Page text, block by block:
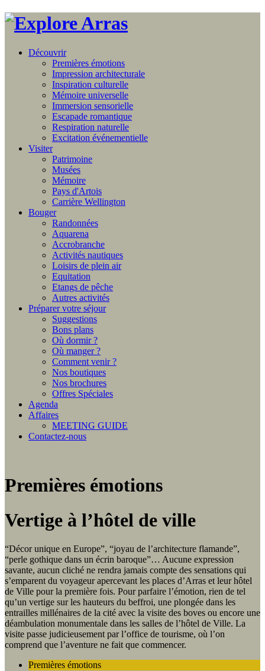
Découvrir
Premières émotions
Impression architecturale
Inspiration culturelle
Mémoire universelle
Immersion sensorielle
Escapade romantique
Respiration naturelle
Excitation événementielle
Visiter
Patrimoine
Musées
Mémoire
Pays d'Artois
Carrière Wellington
Bouger
Randonnées
Aquarena
Accrobranche
Activités nautiques
Loisirs de plein air
Equitation
Etangs de pêche
Autres activités
Préparer votre séjour
Suggestions
Bons plans
Où dormir ?
Où manger ?
Comment venir ?
Nos boutiques
Nos brochures
Offres Spéciales
Agenda
Affaires
MEETING GUIDE
Contactez-nous
Premières émotions
Vertige à l’hôtel de ville
“Décor unique en Europe”, “joyau de l’architecture flamande”,
“perle gothique dans un écrin baroque”… Aucune expression
savante, aucun cliché ne rendra jamais compte des sensations qui
s’emparent du voyageur apercevant les places d’Arras et leur hôtel
de Ville pour la première fois. Pour parfaire l’émotion, rien de tel
qu’un vertige sur les hauteurs du beffroi, une plongée dans les
entrailles millénaires de la cité avec la visite des boves ou encore une
déambulation monumentale dans les salles de l’hôtel de Ville. La
visite passe judicieusement par l’office de tourisme, où l’on
comprend que l’aventure ne fait que commencer.
Premières émotions